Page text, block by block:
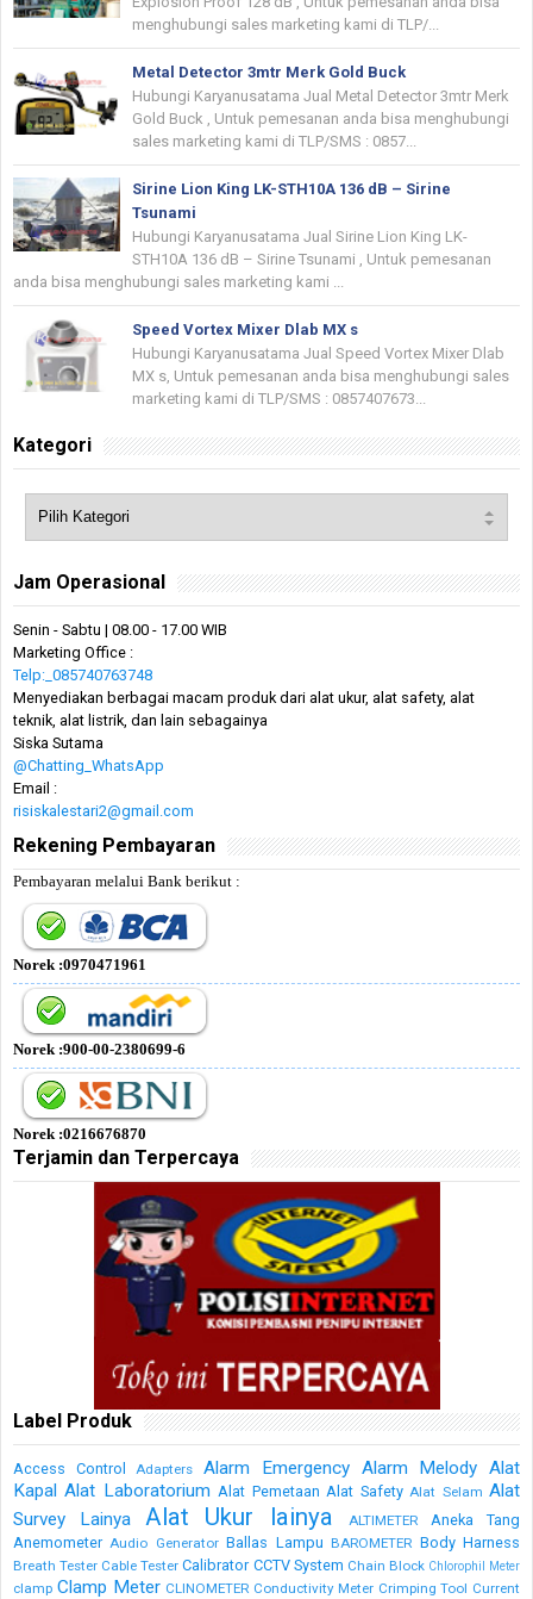
menghubungi sales marketing kami di TLP/...
Metal Detector 3mtr Merk Gold Buck
Hubungi Karyanusatama Jual Metal Detector 3mtr Merk
Gold Buck , Untuk pemesanan anda bisa menghubungi
sales marketing kami di TLP/SMS : 0857...
Sirine Lion King LK-STH10A 136 dB – Sirine
Tsunami
Hubungi Karyanusatama Jual Sirine Lion King LK-
STH10A 136 dB – Sirine Tsunami , Untuk pemesanan
anda bisa menghubungi sales marketing kami ...
Speed Vortex Mixer Dlab MX s
Hubungi Karyanusatama Jual Speed Vortex Mixer Dlab
MX s, Untuk pemesanan anda bisa menghubungi sales
marketing kami di TLP/SMS : 0857407673...
Kategori
Jam Operasional
Senin - Sabtu | 08.00 - 17.00 WIB
Marketing Office :
Telp:_085740763748
Menyediakan berbagai macam produk dari alat ukur, alat safety, alat
teknik, alat listrik, dan lain sebagainya
Siska Sutama
@Chatting_WhatsApp
Email :
risiskalestari2@gmail.com
Rekening Pembayaran
Pembayaran melalui Bank berikut :
Norek :0970471961
Norek :900-00-2380699-6
Norek :0216676870
Terjamin dan Terpercaya
Label Produk
Access Control Adapters Alarm Emergency Alarm Melody Alat
Kapal Alat Laboratorium Alat Pemetaan Alat Safety Alat Selam Alat
Survey Lainya
Alat Ukur lainya ALTIMETER
Aneka Tang
Anemometer Audio Generator Ballas Lampu BAROMETER Body Harness
Breath Tester Cable Tester Calibrator CCTV System Chain Block Chlorophil Meter
clamp Clamp Meter CLINOMETER Conductivity Meter Crimping Tool Current